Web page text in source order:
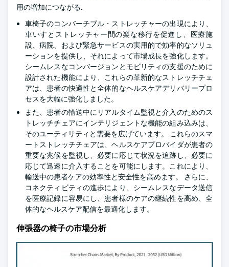
用の増加につながる.
車椅子のコンバーチブル・ストレッチャーの出現により、
車いすとストレッチャー間の楽な移行を促進し、医療施
設、病院、および緊急サービスの実用的で効率的なソリュ
ーションを提供し、それによって市場成長を強化します。
シームレスなコンバージョンとモビリティの支援のために
設計された機能により、これらの革新的なストレッチチェ
アは、患者の快適性と全体的なヘルスケアデリバリープロ
セスを大幅に強化しました。
また、患者の輸送中にリアルタイム監視と介入のためのス
トレッチチェアにインテリジェントな機能の組み込みは、
そのユーティリティと需要を広げています。 これらのスマ
ートストレッチチェアは、ヘルスケアプロバイダが患者の
重要な兆候を監視し、必要に応じて状況を追跡し、必要に
応じて迅速に介入することを可能にします。これにより、
輸送中の患者ケアの効率性と安全性を高めます。 さらに、
コネクティビティの進歩により、シームレスなデータ送信
を医療記録に容易にし、患者様のケアの継続性を高め、全
体的なヘルスケア配信を最適化します。
伸張器の椅子の市場分析